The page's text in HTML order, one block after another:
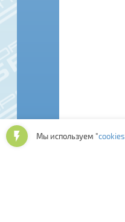
Мы используем "cookies